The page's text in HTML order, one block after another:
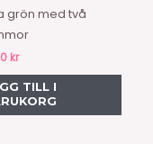
grön med två
kr
TILL I